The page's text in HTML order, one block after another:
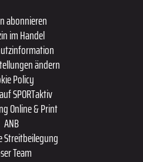
abonnieren
im Handel
ändern
Policy
SPORTaktiv
Online & Print
ANB
Streitbeilegung
Team